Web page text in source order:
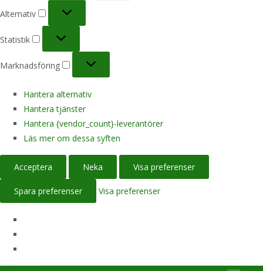
Alternativ
Statistik
Marknadsföring
Hantera alternativ
Hantera tjänster
Hantera {vendor_count}-leverantörer
Läs mer om dessa syften
Acceptera Neka Visa preferenser
Spara preferenser Visa preferenser